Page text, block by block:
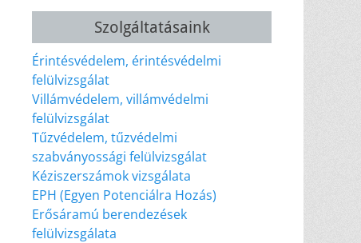
Szolgáltatásaink
Érintésvédelem, érintésvédelmi
felülvizsgálat
Villámvédelem, villámvédelmi
felülvizsgálat
Tűzvédelem, tűzvédelmi
szabványossági felülvizsgálat
Kéziszerszámok vizsgálata
EPH (Egyen Potenciálra Hozás)
Erősáramú berendezések
felülvizsgálata